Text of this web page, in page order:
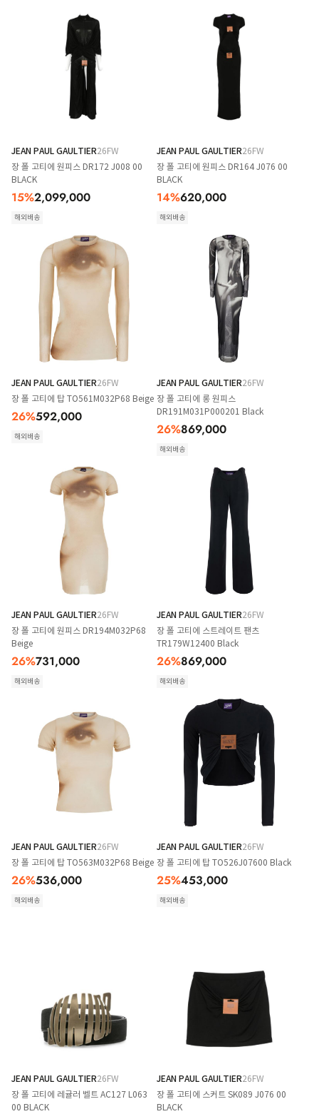
JEAN PAUL GAULTIER26FW
장 폴 고티에 원피스 DR172 J008 00
BLACK
15%2,099,000
해외배송
JEAN PAUL GAULTIER26FW
장 폴 고티에 원피스 DR164 J076 00
BLACK
14%620,000
해외배송
JEAN PAUL GAULTIER26FW
장 폴 고티에 탑 TO561M032P68 Beige
26%592,000
해외배송
JEAN PAUL GAULTIER26FW
장 폴 고티에 롱 원피스
DR191M031P000201 Black
26%869,000
해외배송
JEAN PAUL GAULTIER26FW
장 폴 고티에 원피스 DR194M032P68
Beige
26%731,000
해외배송
JEAN PAUL GAULTIER26FW
장 폴 고티에 스트레이트 팬츠
TR179W12400 Black
26%869,000
해외배송
JEAN PAUL GAULTIER26FW
장 폴 고티에 탑 TO563M032P68 Beige
26%536,000
해외배송
JEAN PAUL GAULTIER26FW
장 폴 고티에 탑 TO526J07600 Black
25%453,000
해외배송
JEAN PAUL GAULTIER26FW
장 폴 고티에 레귤러 벨트 AC127 L063
00 BLACK
JEAN PAUL GAULTIER26FW
장 폴 고티에 스커트 SK089 J076 00
BLACK